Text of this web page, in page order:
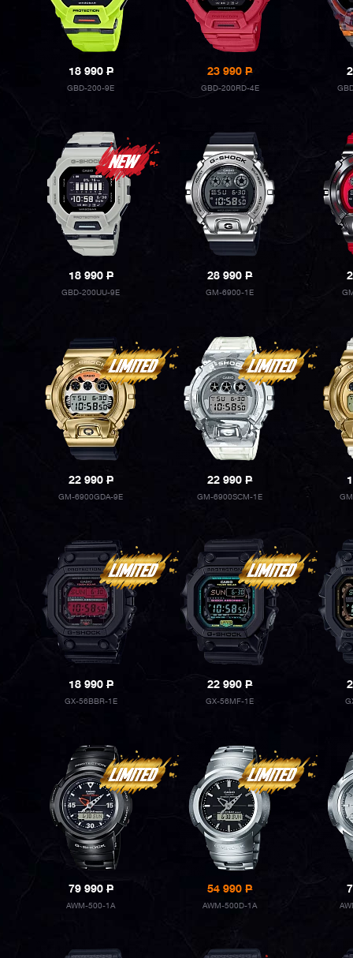
18 990P
GBD-200-9E
23 990P
GBD-200RD-4E
18 990P
GBD-200UU-9E
28 990P
GM-6900-1E
22 990P
GM-6900GDA-9E
22 990P
GM-6900SCM-1E
18 990P
GX-56BBR-1E
22 990P
GX-56MF-1E
79 990P
AWM-500-1A
54 990P
AWM-500D-1A